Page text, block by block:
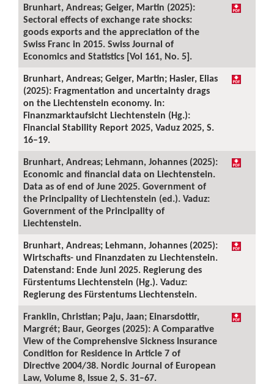
Brunhart, Andreas; Geiger, Martin (2025):
Sectoral effects of exchange rate shocks:
goods exports and the appreciation of the
Swiss Franc in 2015. Swiss Journal of
Economics and Statistics [Vol 161, No. 5].
Brunhart, Andreas; Geiger, Martin; Hasler, Elias
(2025): Fragmentation and uncertainty drags
on the Liechtenstein economy. In:
Finanzmarktaufsicht Liechtenstein (Hg.):
Financial Stability Report 2025, Vaduz 2025, S.
16–19.
Brunhart, Andreas; Lehmann, Johannes (2025):
Economic and financial data on Liechtenstein.
Data as of end of June 2025. Government of
the Principality of Liechtenstein (ed.). Vaduz:
Government of the Principality of
Liechtenstein.
Brunhart, Andreas; Lehmann, Johannes (2025):
Wirtschafts- und Finanzdaten zu Liechtenstein.
Datenstand: Ende Juni 2025. Regierung des
Fürstentums Liechtenstein (Hg.). Vaduz:
Regierung des Fürstentums Liechtenstein.
Franklin, Christian; Paju, Jaan; Einarsdottir,
Margrét; Baur, Georges (2025): A Comparative
View of the Comprehensive Sickness Insurance
Condition for Residence in Article 7 of
Directive 2004/38. Nordic Journal of European
Law, Volume 8, Issue 2, S. 31–67.